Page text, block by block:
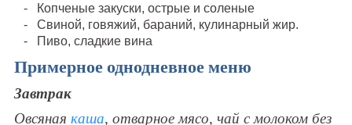
Копченые закуски, острые и соленые
Свиной, говяжий, бараний, кулинарный жир.
Пиво, сладкие вина
Примерное однодневное меню
Завтрак
Овсяная каша, отварное мясо, чай с молоком без